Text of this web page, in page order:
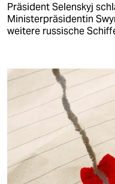
Präsident Selenskyj
Ministerpräsidentin
weitere russische